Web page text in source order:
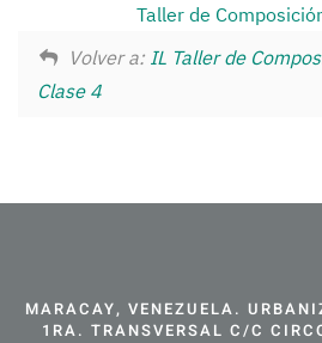
Taller de
Volver a: IL Taller de
Clase 4
MARACAY, VENEZUELA.
1RA. TRANSVERSAL C/C